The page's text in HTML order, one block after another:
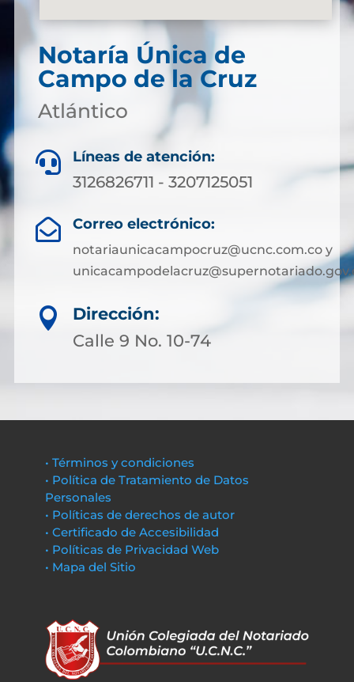
Notaría Única de
Campo de la Cruz
Atlántico
 Líneas de atención:
3126826711 - 3207125051
 Correo electrónico:
notariaunicacampocruz@ucnc.com.co y

Dirección:
Calle 9 No. 10-74
• Términos y condiciones
• Política de Tratamiento de Datos
Personales
• Políticas de derechos de autor
• Certificado de Accesibilidad
• Políticas de Privacidad Web
• Mapa del Sitio